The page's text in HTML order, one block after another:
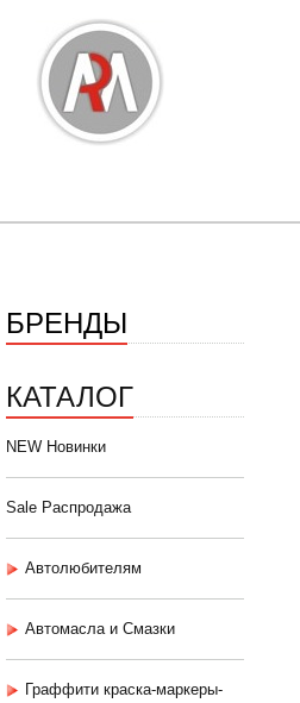
БРЕНДЫ
КАТАЛОГ
NEW Новинки
Sale Распродажа
Автолюбителям
Автомасла и Смазки
Граффити краска-маркеры-